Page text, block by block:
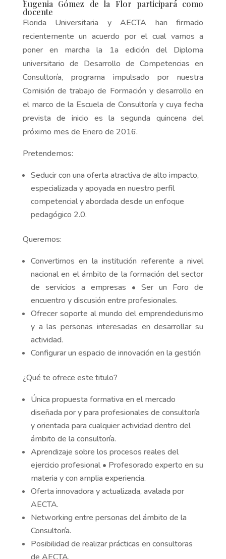
Eugenia Gómez de la Flor participará como
docente
Florida Universitaria y AECTA han firmado
recientemente un acuerdo por el cual vamos a
poner en marcha la 1a edición del Diploma
universitario de Desarrollo de Competencias en
Consultoría, programa impulsado por nuestra
Comisión de trabajo de Formación y desarrollo en
el marco de la Escuela de Consultoría y cuya fecha
prevista de inicio es la segunda quincena del
próximo mes de Enero de 2016.
Pretendemos:
Seducir con una oferta atractiva de alto impacto,
especializada y apoyada en nuestro perfil
competencial y abordada desde un enfoque
pedagógico 2.0.
Queremos:
Convertirnos en la institución referente a nivel
nacional en el ámbito de la formación del sector
de servicios a empresas • Ser un Foro de
encuentro y discusión entre profesionales.
Ofrecer soporte al mundo del emprendedurismo
y a las personas interesadas en desarrollar su
actividad.
Configurar un espacio de innovación en la gestión
¿Qué te ofrece este titulo?
Única propuesta formativa en el mercado
diseñada por y para profesionales de consultoría
y orientada para cualquier actividad dentro del
ámbito de la consultoría.
Aprendizaje sobre los procesos reales del
ejercicio profesional • Profesorado experto en su
materia y con amplia experiencia.
Oferta innovadora y actualizada, avalada por
AECTA.
Networking entre personas del ámbito de la
Consultoría.
Posibilidad de realizar prácticas en consultoras